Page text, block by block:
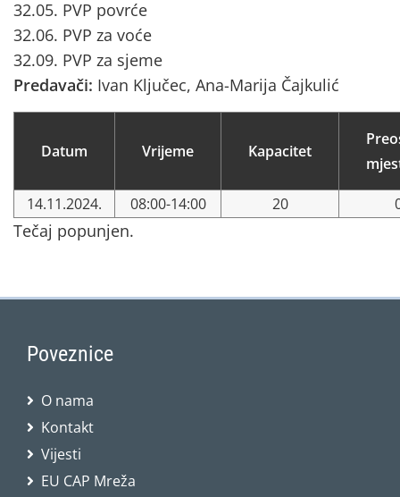
32.05. PVP povrće
32.06. PVP za voće
32.09. PVP za sjeme
Predavači: Ivan Ključec, Ana-Marija Čajkulić
Datum Vrijeme Kapacitet
14.11.2024. 08:00-14:00 20
Tečaj popunjen.
Poveznice
O nama
Kontakt
Vijesti
EU CAP Mreža